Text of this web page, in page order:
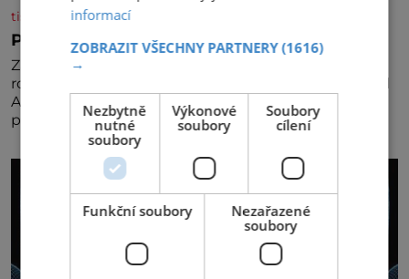
tisicereceptu.cz
Pravá irská káva
Za jejího tvůrce je považován Joe Sharidan, když v
roce 1943 u letiště irského města Foynes obsluhoval
Američany, kteří kvůli špatnému počasí nemohli
pokračovat v cestě. Povzbudil je tehdy kávou,
informací
ZOBRAZIT VŠECHNY PARTNERY(1616)
→
Nezbytně
nutné
soubory
Výkonové
soubory
Soubory
cílení
Funkční soubory
Nezařazené
soubory